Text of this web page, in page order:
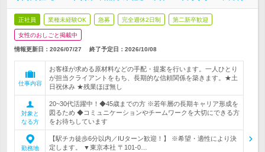
正社員 業種未経験OK 急募 完全週休2日制 第二新卒歓迎
女性のおしごと掲載中
情報更新日：2026/07/27 終了予定日： 2026/10/08
仕事内容
お客様が求める原材料などの手配・提案を行います。一人ひとり
が担当クライアントをもち、長期的な信頼関係を築きます。★土
日祝休み ★残業ほぼ無し
対象と
なる方
20~30代活躍中！◆45歳までの方 ※若年層の長期キャリア形成を
図るため ◆コミュニケーションやチームワークを大切にできる方
をお待ちしています
勤務地
【駅チカ徒歩6分以内／IUターン歓迎！】 ※希望・適性により決
定します。 ▼東京本社 〒101-0…